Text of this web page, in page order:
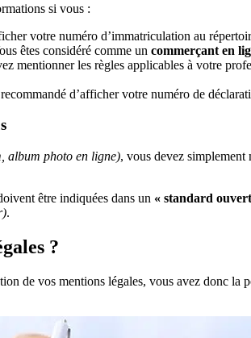
si vous :
votre numéro d’immatriculation au
êtes considéré comme un commerçant en
mentionner les règles applicables à votre
d’afficher votre numéro de
album photo en ligne), vous devez simplement
être indiquées dans un « standard
.
?
de vos mentions légales, vous avez donc